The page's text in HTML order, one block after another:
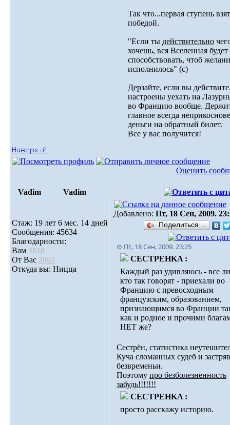
Так что...первая ступень
победой.
"Если ты действительно
хочешь, вся Вселенная будет
способствовать, чтоб
исполнилось" (с)
Дерзайте, если вы
настроены уехать на
во Францию вообще.
главное всегда
деньги на обратный билет.
Все у вас получится!
Наверх ⮵
Оценить
Vadim Vadim
Стаж: 19 лет 6 мес. 14 дней
Сообщения: 45634
Благодарности:
Вам 3810
От Вас 2062
Откуда вы: Ницца
Добавлено: Пт, 18 Сен, 2009.
Поделиться…
⊙ Пт, 18 Сен, 2009. 23:25
CECTPEHKA :
Каждый раз удивляюсь - все
кто так говорят - приехали во
Францию с превосходным
французским, образованием,
признающимся во Франции
как и родное и прочими
НЕТ же?
Сестрён, статистика
Куча сломанных судеб и
безвременьи.
Поэтому про безболезненность
забудь!!!!!!!
CECTPEHKA :
просто расскажу историю.